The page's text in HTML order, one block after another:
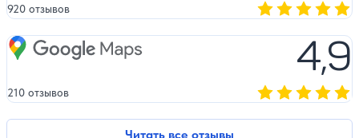
Читать все отзывы
920 отзывов
Google Maps 4,9
210 отзывов